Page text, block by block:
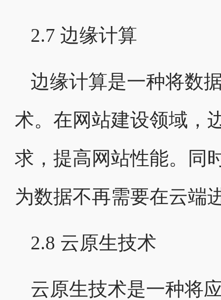
2.7 边缘计算
边缘计算是一种将数
术。在网站建设领域，
求，提高网站性能。同
为数据不再需要在云端
2.8 云原生技术
云原生技术是一种将